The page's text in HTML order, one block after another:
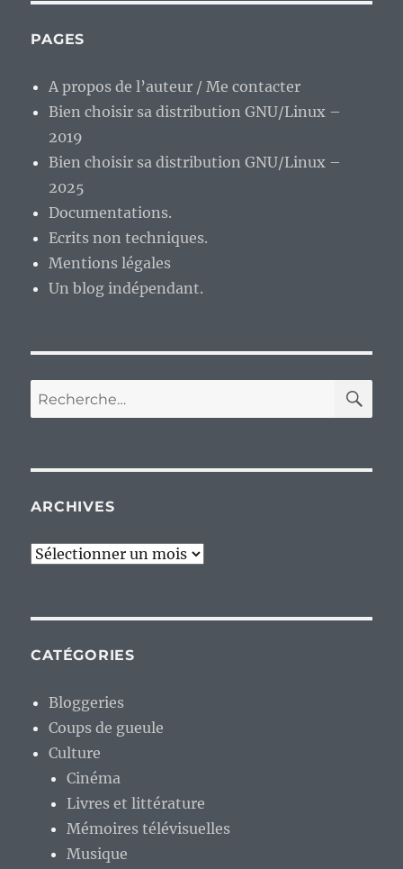
d’étape.
PAGES
A propos de l’auteur / Me contacter
Bien choisir sa distribution GNU/Linux –
2019
Bien choisir sa distribution GNU/Linux –
2025
Documentations.
Ecrits non techniques.
Mentions légales
Un blog indépendant.
Recherche
pour :
ARCHIVES
Archives
CATÉGORIES
Bloggeries
Coups de gueule
Culture
Cinéma
Livres et littérature
Mémoires télévisuelles
Musique